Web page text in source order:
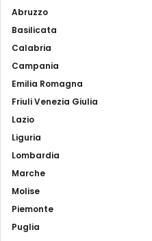
Abruzzo
Basilicata
Calabria
Campania
Emilia Romagna
Friuli Venezia Giulia
Lazio
Liguria
Lombardia
Marche
Molise
Piemonte
Puglia